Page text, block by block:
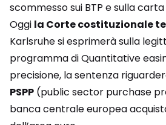
scommesso sui BTP e sulla
Oggi la Corte costituzionale
Karlsruhe si esprimerà sulla
programma di Quantitative
precisione, la sentenza
PSPP (public sector purchase
banca centrale europea